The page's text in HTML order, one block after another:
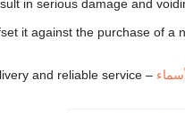
in serious damage and
it against the purchase of a
– we provide expert support, fast delivery and reliable service